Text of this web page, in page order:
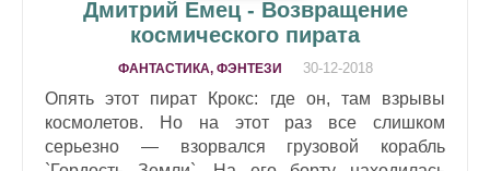
Дмитрий Емец - Возвращение
космического пирата
ФАНТАСТИКА, ФЭНТЕЗИ 30-12-2018
Опять этот пират Крокс: где он, там взрывы
космолетов. Но на этот раз все слишком
серьезно — взорвался грузовой корабль